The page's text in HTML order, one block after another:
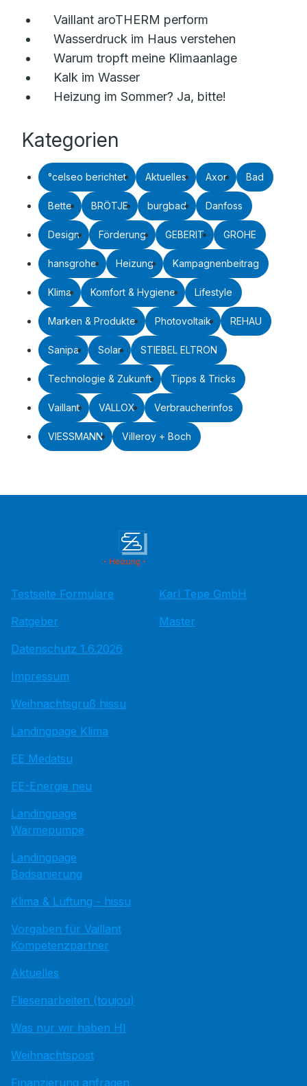
Vaillant aroTHERM perform
Wasserdruck im Haus verstehen
Warum tropft meine Klimaanlage
Kalk im Wasser
Heizung im Sommer? Ja, bitte!
Kategorien
°celseo berichtet Aktuelles Axor Bad
Bette BRÖTJE burgbad Danfoss
Design Förderung GEBERIT GROHE
hansgrohe Heizung Kampagnenbeitrag
Klima Komfort & Hygiene Lifestyle
Marken & Produkte Photovoltaik REHAU
Sanipa Solar STIEBEL ELTRON
Technologie & Zukunft Tipps & Tricks
Vaillant VALLOX Verbraucherinfos
VIESSMANN Villeroy + Boch
Testseite Formulare
Ratgeber
Datenschutz 1.6.2026
Impressum
Weihnachtsgruß hissu
Landingpage Klima
EE Medatsu
EE-Energie neu
Landingpage
Wärmepumpe
Landingpage
Badsanierung
Klima & Lüftung - hissu
Vorgaben für Vaillant
Kompetenzpartner
Aktuelles
Fliesenarbeiten (toujou)
Was nur wir haben HI
Weihnachtspost
Finanzierung anfragen
Karl Tepe GmbH
Master